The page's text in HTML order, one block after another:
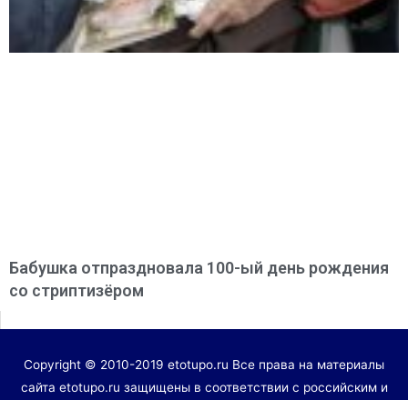
Бабушка отпраздновала 100-ый день рождения
со стриптизёром
Copyright © 2010-2019 etotupo.ru Все права на материалы
сайта etotupo.ru защищены в соответствии с российским и